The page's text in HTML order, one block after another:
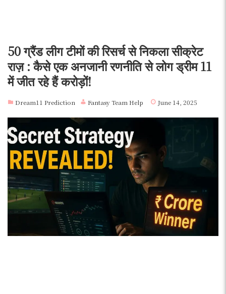
50 ग्रैंड लीग टीमों की रिसर्च से निकला सीक्रेट
राज़ : कैसे एक अनजानी रणनीति से लोग ड्रीम 11
में जीत रहे हैं करोड़ों!
Dream11 Prediction Fantasy Team Help June 14, 2025